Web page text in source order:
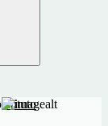
Istituto